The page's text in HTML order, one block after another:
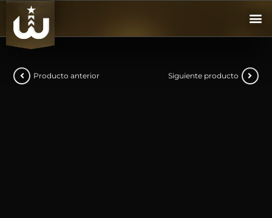
Producto anterior Siguiente producto